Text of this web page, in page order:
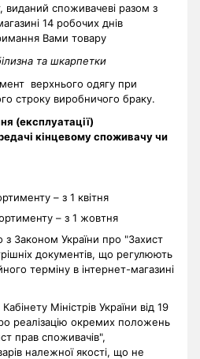
виданий споживачеві разом з
14 робочих днів
Вами товару
та шкарпетки
верхнього одягу при
строку виробничого браку.
(експлуатації)
кінцевому споживачу чи
– з 1 квітня
– з 1 жовтня
з Законом України про "Захист
документів, що регулюють
терміну в інтернет-магазині
Міністрів України від 19
реалізацію окремих положень
прав споживачів",
належної якості, що не